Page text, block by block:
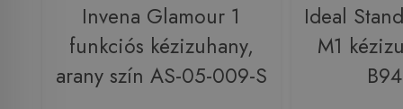
Invena Glamour 1
funkciós kézizuhany,
arany szín AS-05-009-S
Ideal
M1